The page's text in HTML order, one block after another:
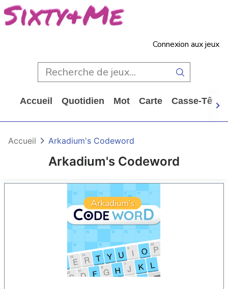
Connexion aux jeux
Accueil Quotidien Mot Carte Casse-Tête
Arkadium's Codeword
Accueil Arkadium's Codeword